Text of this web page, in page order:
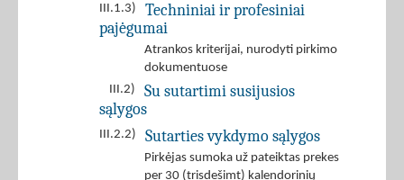
III.1.3)
Techniniai ir profesiniai
pajėgumai
Atrankos kriterijai, nurodyti pirkimo
dokumentuose
III.2)
Su sutartimi susijusios
sąlygos
III.2.2) Sutarties vykdymo sąlygos
Pirkėjas sumoka už pateiktas prekes
per 30 (trisdešimt) kalendorinių